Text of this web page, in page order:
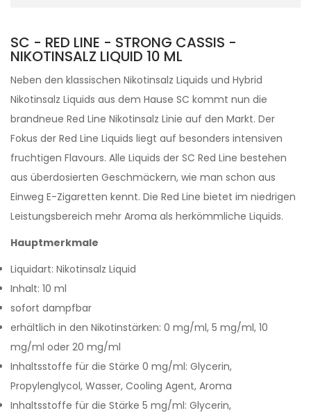
SC - RED LINE - STRONG CASSIS -
NIKOTINSALZ LIQUID 10 ML
Neben den klassischen Nikotinsalz Liquids und Hybrid
Nikotinsalz Liquids aus dem Hause SC kommt nun die
brandneue Red Line Nikotinsalz Linie auf den Markt. Der
Fokus der Red Line Liquids liegt auf besonders intensiven
fruchtigen Flavours. Alle Liquids der SC Red Line bestehen
aus überdosierten Geschmäckern, wie man schon aus
Einweg E-Zigaretten kennt. Die Red Line bietet im niedrigen
Leistungsbereich mehr Aroma als herkömmliche Liquids.
Hauptmerkmale
Liquidart: Nikotinsalz Liquid
Inhalt: 10 ml
sofort dampfbar
erhältlich in den Nikotinstärken: 0 mg/ml, 5 mg/ml, 10
mg/ml oder 20 mg/ml
Inhaltsstoffe für die Stärke 0 mg/ml: Glycerin,
Propylenglycol, Wasser, Cooling Agent, Aroma
Inhaltsstoffe für die Stärke 5 mg/ml: Glycerin,